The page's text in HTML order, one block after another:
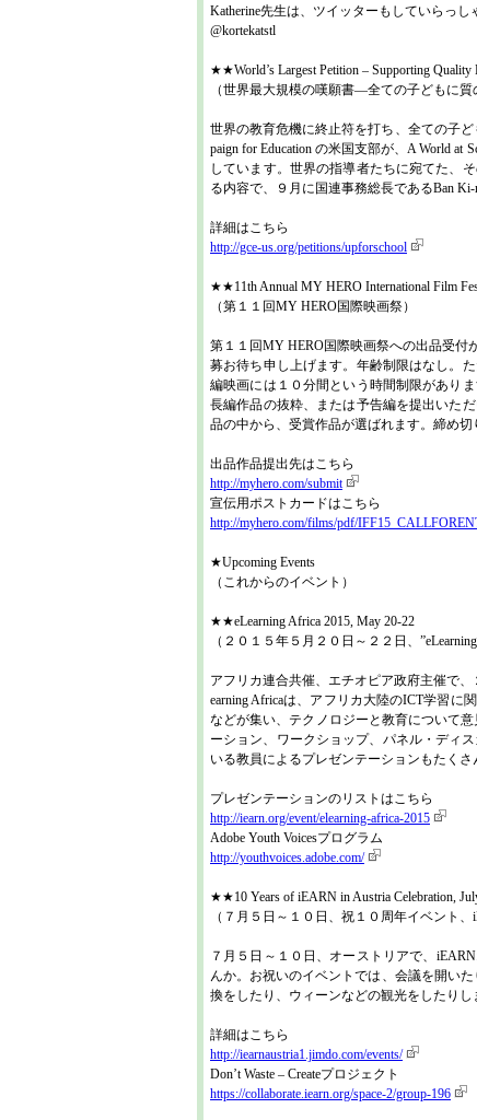
Katherine先生は、ツイッターもしていらっし
@kortekatstl
★★World’s Largest Petition – Supporting Quality
（世界最大規模の嘆願書―全ての子どもに質
世界の教育危機に終止符を打ち、全ての子
paign for Education の米国支部が、A World
しています。世界の指導者たちに宛てた、
る内容で、９月に国連事務総長であるBan Ki-
詳細はこちら
http://gce-us.org/petitions/upforschool
★★11th Annual MY HERO International Film
（第１１回MY HERO国際映画祭）
第１１回MY HERO国際映画祭への出品受付
募お待ち申し上げます。年齢制限はなし。
編映画には１０分間という時間制限があり
長編作品の抜粋、または予告編を提出いた
品の中から、受賞作品が選ばれます。締め切
出品作品提出先はこちら
http://myhero.com/submit
宣伝用ポストカードはこちら
http://myhero.com/films/pdf/
★Upcoming Events
（これからのイベント）
★★eLearning Africa 2015, May 20-22
（２０１５年５月２０日～２２日、”eLearning
アフリカ連合共催、エチオピア政府主催で
earning Africaは、アフリカ大陸のICT学習
などが集い、テクノロジーと教育について
ーション、ワークショップ、パネル・ディ
いる教員によるプレゼンテーションもたくさ
プレゼンテーションのリストはこちら
http://iearn.org/event/elearning-africa-2015
Adobe Youth Voicesプログラム
http://youthvoices.adobe.com/
★★10 Years of iEARN in Austria Celebration,
（７月５日～１０日、祝１０周年イベント、
７月５日～１０日、オーストリアで、
んか。お祝いのイベントでは、会議を開いた
換をしたり、ウィーンなどの観光をしたりし
詳細はこちら
http://iearnaustria1.jimdo.com/events/
Don’t Waste – Createプロジェクト
https://collaborate.iearn.org/space-2/group-196